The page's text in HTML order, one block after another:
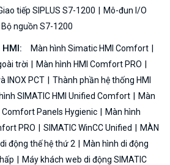
tiếp SIPLUS S7-1200
Mô-đun I/O
Bộ nguồn S7-1200
Màn hình Simatic HMI Comfort
trời
Màn hình HMI Comfort PRO
INOX PCT
Thành phần hệ thống HMI
SIMATIC HMI Unified Comfort
Màn
Comfort Panels Hygienic
Màn hình
PRO
SIMATIC WinCC Unified
MÀN
động thế hệ thứ 2
Màn hình di động
Máy khách web di động SIMATIC